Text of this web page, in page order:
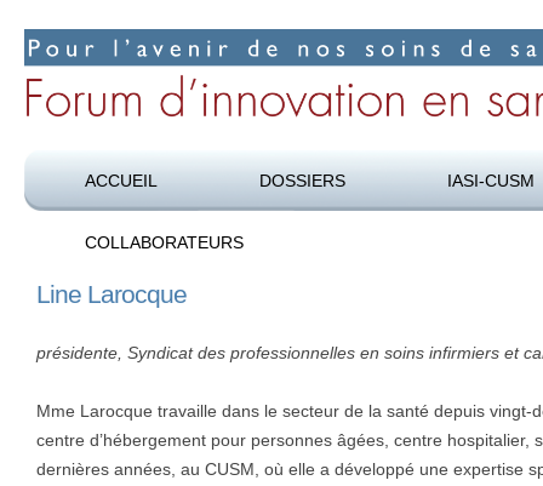
ACCUEIL DOSSIERS IASI-CUSM
COLLABORATEURS
Line Larocque
présidente, Syndicat des professionnelles en soins infirmiers et
Mme Larocque travaille dans le secteur de la santé depuis vingt-
centre d’hébergement pour personnes âgées, centre hospitalier,
dernières années, au CUSM, où elle a développé une expertise